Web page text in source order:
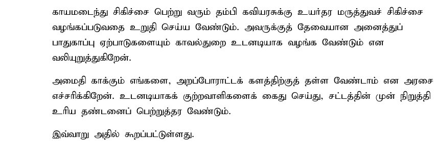
காயமடைந்து சிகிச்சை பெற்று வரும் தம்பி கவியரசுக்கு உயர்தர மருத்துவச் சிகிச்சை
வழங்கப்படுவதை உறுதி செய்ய வேண்டும். அவருக்குத் தேவையான அனைத்துப்
பாதுகாப்பு ஏற்பாடுகளையும் காவல்துறை உடனடியாக வழங்க வேண்டும் என
வலியுறுத்துகிறேன்.
அமைதி காக்கும் எங்களை, அறப்போராட்டக் களத்திற்குத் தள்ள வேண்டாம் என அரசை
எச்சரிக்கிறேன். உடனடியாகக் குற்றவாளிகளைக் கைது செய்து, சட்டத்தின் முன் நிறுத்தி
உரிய தண்டனைப் பெற்றுத்தர வேண்டும்.
இவ்வாறு அதில் கூறப்பட்டுள்ளது.